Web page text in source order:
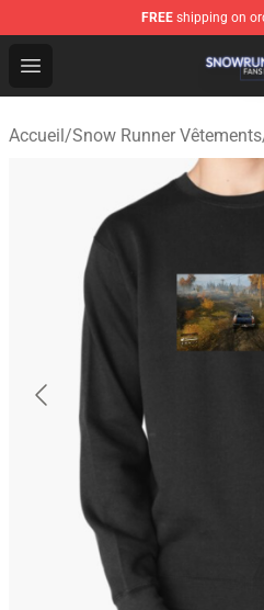
FREE shipping on
Open menu
Snow Runner Shop -
Accueil/Snow Runner Vêtements